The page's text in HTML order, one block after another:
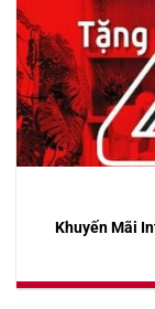
Khuyến Mãi